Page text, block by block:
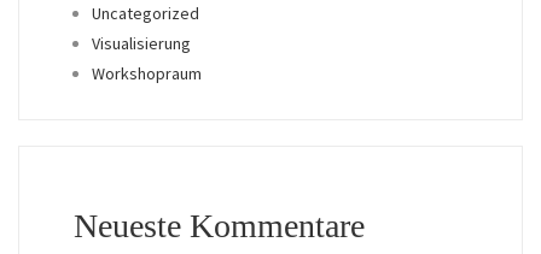
Uncategorized
Visualisierung
Workshopraum
Neueste Kommentare